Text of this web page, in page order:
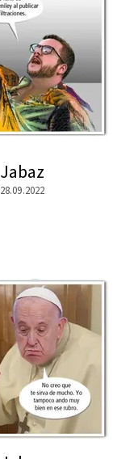
Jabaz
28.09.2022